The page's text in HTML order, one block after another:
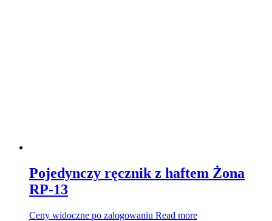
Pojedynczy ręcznik z haftem Żona
RP-13
Ceny widoczne po zalogowaniu Read more